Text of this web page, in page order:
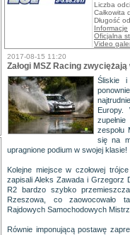
Liczba
Całkowita
Długość
Informacje
Oficjalna
Video
2017-08-15 11:20
Załogi MSZ Racing
Śliskie i
Europy.
zespołu
się na
upragnione podium w swojej klasie!
Kolejne miejsce w czołowej
zapisali Aleks Zawada i Grzegorz
R2 bardzo szybko
Rzeszowa, co zaowocowało
Rajdowych Samochodowych
Równie imponującą postawę